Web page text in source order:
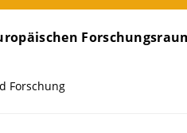
Forschung